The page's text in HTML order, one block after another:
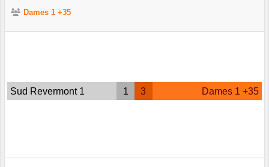
Dames 1 +35
Sud Revermont 1 1 3 Dames 1 +35